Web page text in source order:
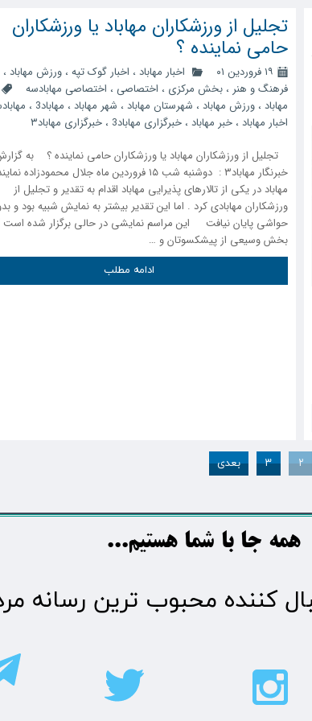
تجلیل از ورزشکاران مهاباد یا ورزشکاران
حامی نماینده ؟
۱۹ فروردین ۰۱ اخبار مهاباد ، اخبار گوک تپه ،ورزش مهاباد ،
فرهنگ و هنر ،بخش مرکزی ، اختصاصی ، اختصاصی مهابادسه
مهاباد ،ورزش مهاباد ، شهرستان مهاباد ، شهر مهاباد ، مهاباد3 ،
اخبار مهاباد ،خبر مهاباد ،خبرگزاری مهاباد3 ،خبرگزاری مهاباد۳
تجلیل از ورزشکاران مهاباد یا ورزشکاران حامی نماینده ؟ به
خبرنگار مهاباد۳ : دوشنبه شب ۱۵ فروردین ماه جلال محمودزاده
مهاباد در یکی از تالارهای پذیرایی مهاباد اقدام به تقدیر و تجلیل از
ورزشکاران مهابادی کرد . اما این تقدیر بیشتر به نمایش شبیه بود و
حواشی پایان نیافت این مراسم نمایشی در حالی برگزار شده است
بخش وسیعی از پیشکسوتان و …
ادامه مطلب
۲ ۳ بعدی
​​​همه جا با شما هستیم...​​​​​​​​​​​​​​